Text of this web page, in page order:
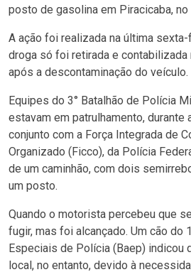
posto de gasolina em Piracicaba,
A ação foi realizada na última
droga só foi retirada e contabilizada
após a descontaminação do veículo.
Equipes do 3° Batalhão de Polícia
estavam em patrulhamento, durante
conjunto com a Força Integrada de
Organizado (Ficco), da Polícia
de um caminhão, com dois
um posto.
Quando o motorista percebeu que
fugir, mas foi alcançado. Um cão do
Especiais de Polícia (Baep) indicou
local, no entanto, devido à